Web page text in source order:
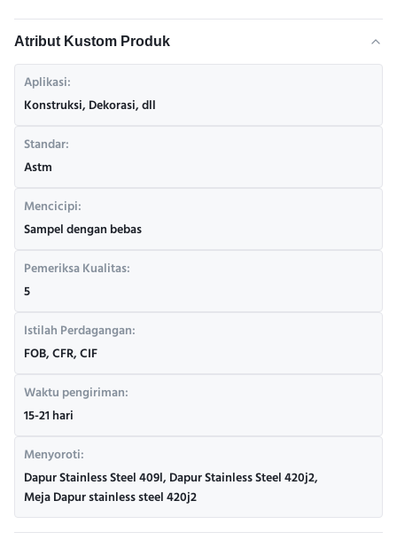
Atribut Kustom Produk
Aplikasi:
Konstruksi, Dekorasi, dll
Standar:
Astm
Mencicipi:
Sampel dengan bebas
Pemeriksa Kualitas:
5
Istilah Perdagangan:
FOB, CFR, CIF
Waktu pengiriman:
15-21 hari
Menyoroti:
Dapur Stainless Steel 409l,Dapur Stainless Steel 420j2,
Meja Dapur stainless steel 420j2